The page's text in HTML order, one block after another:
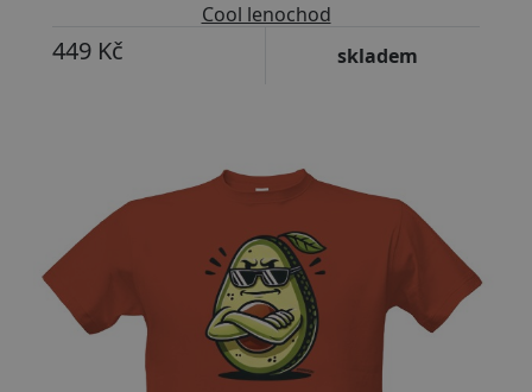
Cool lenochod
449 Kč skladem
Přizpůsobitelný motiv